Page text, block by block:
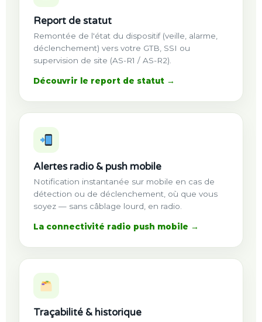
Report de statut
Remontée de l'état du dispositif (veille, alarme,
déclenchement) vers votre GTB, SSI ou
supervision de site (AS-R1 / AS-R2).
Découvrir le report de statut →
Alertes radio & push mobile
Notification instantanée sur mobile en cas de
détection ou de déclenchement, où que vous
soyez — sans câblage lourd, en radio.
La connectivité radio push mobile →
Traçabilité & historique